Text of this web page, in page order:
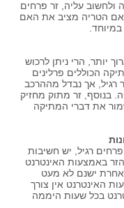
עליה, זר פרחים
הטריה מציב את האם
יותר, הרי ניתן לרכוש
הכוללים פרלינים
רגיל, אך נבדל מההרכב
בנוסף, זר מתוק מחזיק
את דברי המתיקה
רגיל, יש חשיבות
באמצעות האינטרנט
אחרת ישנם לא מעט
האינטרנט אין צורך
בכל שעות היממה